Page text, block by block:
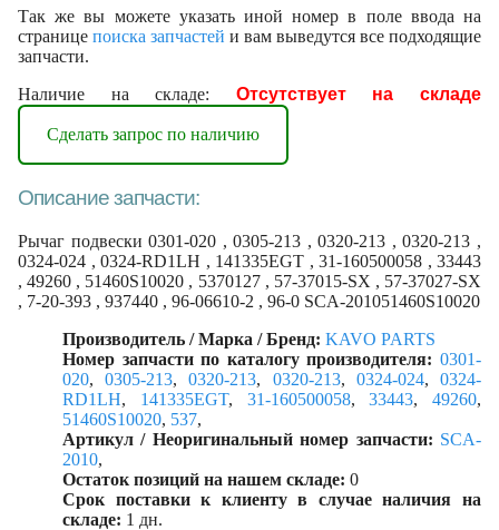
Так же вы можете указать иной номер в поле ввода на
странице поиска запчастей и вам выведутся все подходящие
запчасти.
Наличие на складе: Отсутствует на складе
Сделать запрос по наличию
Описание запчасти:
Рычаг подвески 0301-020 , 0305-213 , 0320-213 , 0320-213 ,
0324-024 , 0324-RD1LH , 141335EGT , 31-160500058 , 33443
, 49260 , 51460S10020 , 5370127 , 57-37015-SX , 57-37027-SX
, 7-20-393 , 937440 , 96-06610-2 , 96-0 SCA-201051460S10020
Производитель / Марка / Бренд: KAVO PARTS
Номер запчасти по каталогу производителя: 0301-
020,0305-213,0320-213, 0320-213, 0324-024,0324-
RD1LH, 141335EGT, 31-160500058,33443, 49260,
51460S10020, 537,
Артикул / Неоригинальный номер запчасти: SCA-
2010,
Остаток позиций на нашем складе: 0
Срок поставки к клиенту в случае наличия на
складе: 1 дн.